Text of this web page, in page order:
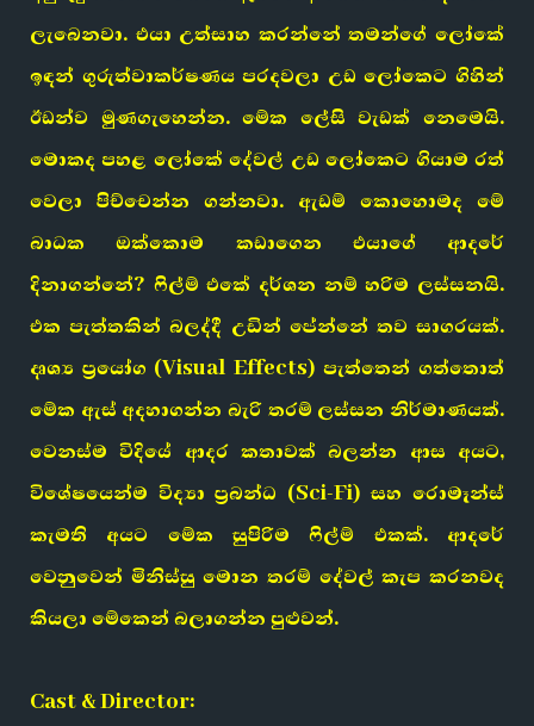
ලැබෙනවා. එයා උත්සාහ කරන්නේ තමන්ගේ ලෝකේ
ඉඳන් ගුරුත්වාකර්ෂණය පරදවලා උඩ ලෝකෙට ගිහින්
ඊඩන්ව මුණගැහෙන්න. මේක ලේසි වැඩක් නෙමෙයි.
මොකද පහළ ලෝකේ දේවල් උඩ ලෝකෙට ගියාම රත්
වෙලා පිච්චෙන්න ගන්නවා. ඇඩම් කොහොමද මේ
බාධක ඔක්කොම කඩාගෙන එයාගේ ආදරේ
දිනාගන්නේ? ෆිල්ම් එකේ දර්ශන නම් හරිම ලස්සනයි.
එක පැත්තකින් බලද්දී උඩින් පේන්නේ තව සාගරයක්.
දෘශ්‍ය ප්‍රයෝග (Visual Effects) පැත්තෙන් ගත්තොත්
මේක ඇස් අදහාගන්න බැරි තරම් ලස්සන නිර්මාණයක්.
වෙනස්ම විදියේ ආදර කතාවක් බලන්න ආස අයට,
විශේෂයෙන්ම විද්‍යා ප්‍රබන්ධ (Sci-Fi) සහ රොමෑන්ස්
කැමති අයට මේක සුපිරිම ෆිල්ම් එකක්. ආදරේ
වෙනුවෙන් මිනිස්සු මොන තරම් දේවල් කැප කරනවද
කියලා මේකෙන් බලාගන්න පුළුවන්.
Cast & Director: